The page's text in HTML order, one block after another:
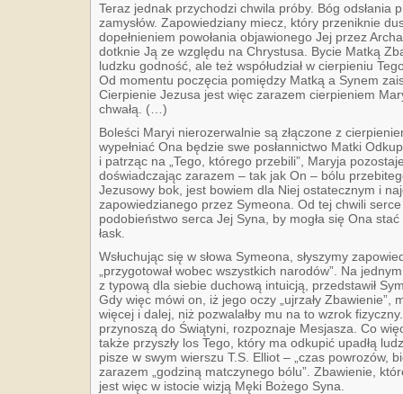
Teraz jednak przychodzi chwila próby. Bóg odsłania
zamysłów. Zapowiedziany miecz, który przeniknie
dopełnieniem powołania objawionego Jej przez
dotknie Ją ze względu na Chrystusa. Bycie Matką
ludzku godność, ale też współudział w cierpieniu
Od momentu poczęcia pomiędzy Matką a Synem
Cierpienie Jezusa jest więc zarazem cierpieniem
chwałą. (…)
Boleści Maryi nieroze­r­walnie są złączone z
wypełniać Ona będzie swe posłannictwo Matki
i patrząc na „Tego, którego przebili”, Maryja
doświadczając zarazem – tak jak On – bólu
Jezusowy bok, jest bowiem dla Niej ostatecznym i
zapowiedzianego przez Symeona. Od tej chwili
podobieństwo serca Jej Syna, by mo­gła się Ona
łask.
Wsłuchując się w słowa Symeona, słyszymy
„przygotował wobec wszy­stkich narodów”. Na
z typową dla siebie duchową intuicją, przedstawił
Gdy więc mówi on, iż jego oczy „ujrzały Zbawienie”,
więcej i dalej, niż pozwalałby mu na to wzrok
przynoszą do Świątyni, rozpoznaje Mesjasza. Co
także przyszły los Tego, który ma odkupić upadłą
pisze w swym wierszu T.S. Elliot – „czas powrozów,
zarazem „godziną matczynego bólu”. Zbawienie,
jest więc w istocie wizją Męki Bożego Syna.